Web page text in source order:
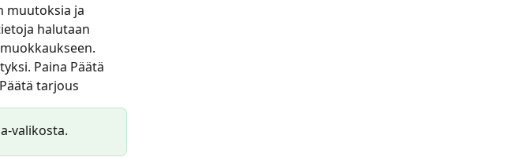
muutoksia ja
halutaan
Paina Päätä
tarjous
valikosta.